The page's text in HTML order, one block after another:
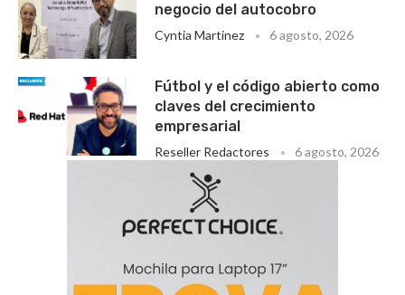
negocio del autocobro
Cyntia Martinez 6 agosto, 2026
Fútbol y el código abierto como
claves del crecimiento
empresarial
Reseller Redactores 6 agosto, 2026